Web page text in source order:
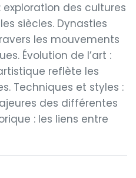
: exploration des cultures
siècles. Dynasties
les mouvements
Évolution de l’art :
reflète les
Techniques et styles :
des différentes
: les liens entre